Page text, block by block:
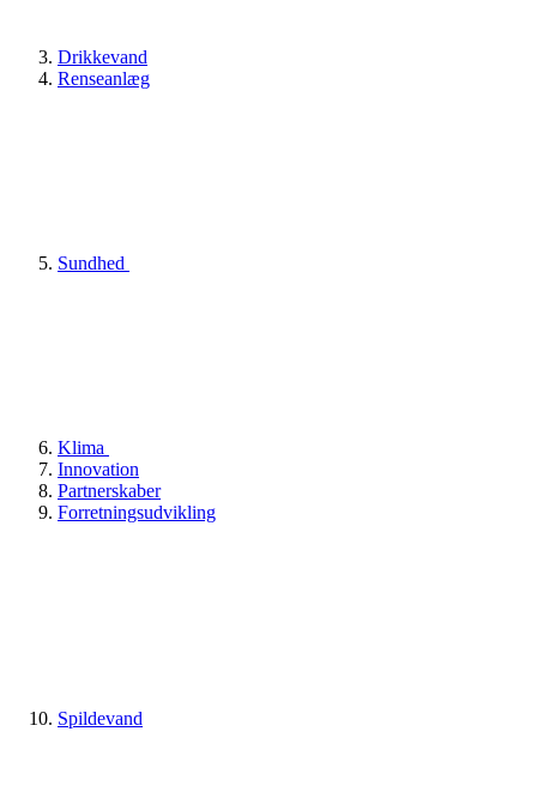
Drikkevand
Renseanlæg
Sundhed
Klima
Innovation
Partnerskaber
Forretningsudvikling
Spildevand